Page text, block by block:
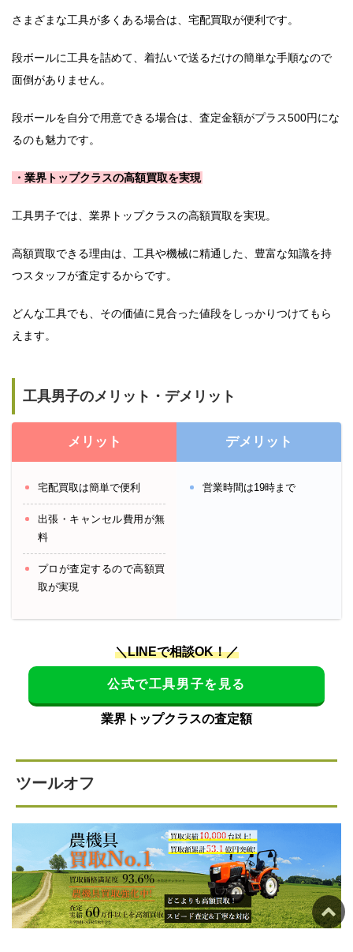
さまざまな工具が多くある場合は、宅配買取が便利です。
段ボールに工具を詰めて、着払いで送るだけの簡単な手順なので
面倒がありません。
段ボールを自分で用意できる場合は、査定金額がプラス500円にな
るのも魅力です。
・業界トップクラスの高額買取を実現
工具男子では、業界トップクラスの高額買取を実現。
高額買取できる理由は、工具や機械に精通した、豊富な知識を持
つスタッフが査定するからです。
どんな工具でも、その価値に見合った値段をしっかりつけてもら
えます。
工具男子のメリット・デメリット
メリット
宅配買取は簡単で便利
出張・キャンセル費用が無
料
プロが査定するので高額買
取が実現
デメリット
営業時間は19時まで
＼LINEで相談OK！／
公式で工具男子を見る
業界トップクラスの査定額
ツールオフ